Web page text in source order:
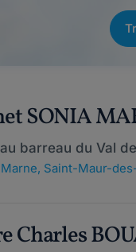
SONIA
barreau du Val
, Saint-Maur-
Charles